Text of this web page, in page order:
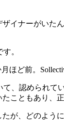
イナーがい
。
ほど前。
、認められ
こともあり、
が、どのよう